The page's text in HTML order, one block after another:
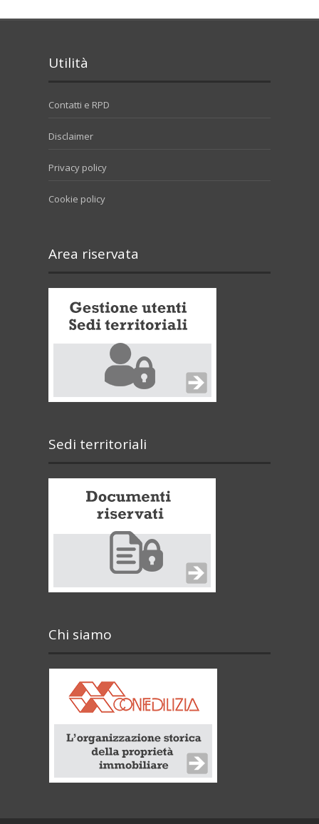
Utilità
Contatti e RPD
Disclaimer
Privacy policy
Cookie policy
Area riservata
Sedi territoriali
Chi siamo